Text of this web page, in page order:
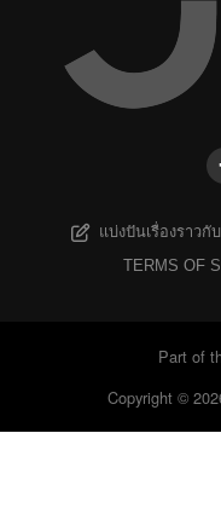
แบ่งปันเรื่องราวกับ
TERMS OF
Part of
Copyright ©